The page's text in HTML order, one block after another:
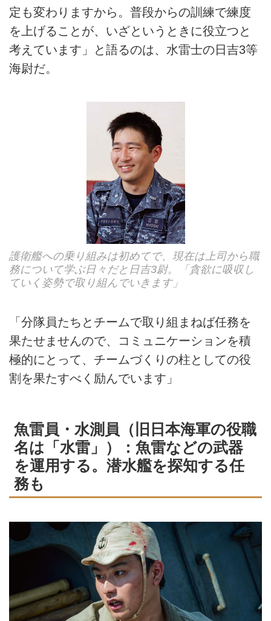
定も変わりますから。普段からの訓練で練度
を上げることが、いざというときに役立つと
考えています」と語るのは、水雷士の日吉3等
海尉だ。
護衛艦への乗り組みは初めてで、現在は上司から職
務について学ぶ日々だと日吉3尉。「貪欲に吸収し
ていく姿勢で取り組んでいきます」
「分隊員たちとチームで取り組まねば任務を
果たせませんので、コミュニケーションを積
極的にとって、チームづくりの柱としての役
割を果たすべく励んでいます」
魚雷員・水測員（旧日本海軍の役職
名は「水雷」）：魚雷などの武器
を運用する。潜水艦を探知する任
務も